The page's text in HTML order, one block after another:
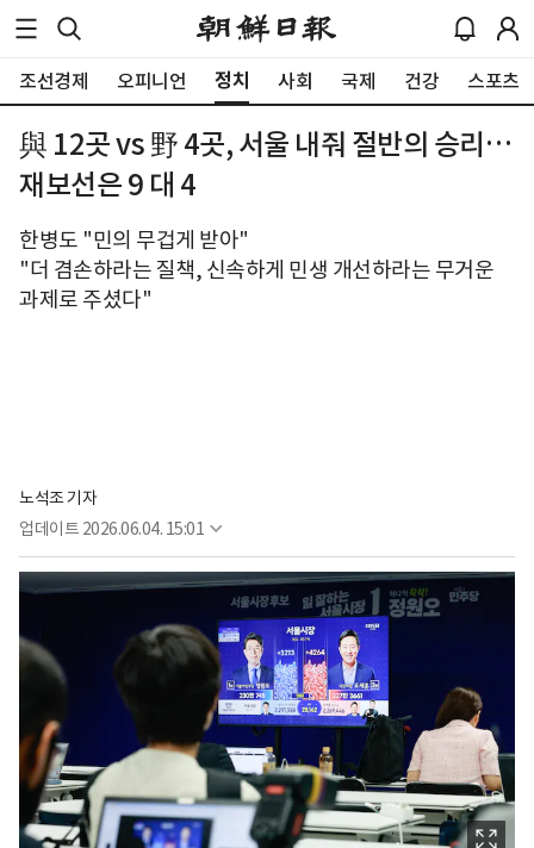
조선경제 오피니언 정치 사회 국제 건강 스포츠
與 12곳 vs 野 4곳, 서울 내줘 절반의 승리…
재보선은 9 대 4
한병도 "민의 무겁게 받아"
"더 겸손하라는 질책, 신속하게 민생 개선하라는 무거운
과제로 주셨다"
노석조 기자
업데이트 2026.06.04. 15:01